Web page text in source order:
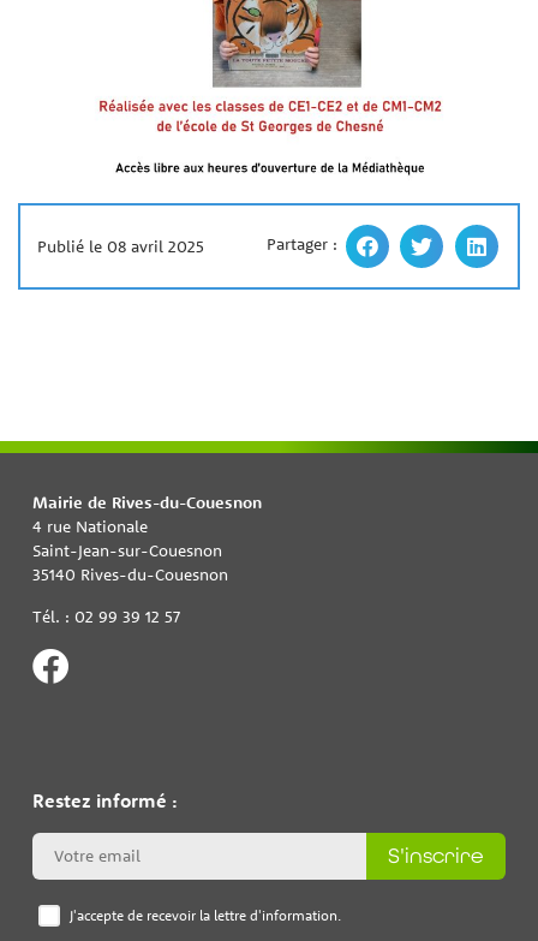
Publié le 08 avril 2025 Partager :
Mairie de Rives-du-Couesnon
4 rue Nationale
Saint-Jean-sur-Couesnon
35140 Rives-du-Couesnon
Tél. : 02 99 39 12 57
Restez informé :
J'accepte de recevoir la lettre d'information.
S'inscrire